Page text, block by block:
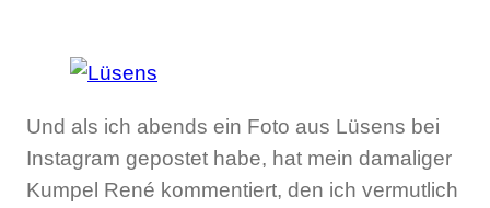
Und als ich abends ein Foto aus Lüsens bei
Instagram gepostet habe, hat mein damaliger
Kumpel René kommentiert, den ich vermutlich